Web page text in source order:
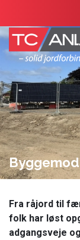
hovedindhold
Fra råjord til
folk har løst
adgangsveje